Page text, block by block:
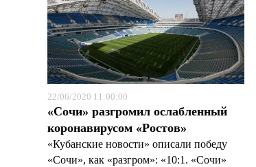
22/06/2020 11:00:00
«Сочи» разгромил ослабленный
коронавирусом «Ростов»
«Кубанские новости» описали победу
«Сочи», как «разгром»: «10:1. «Сочи»